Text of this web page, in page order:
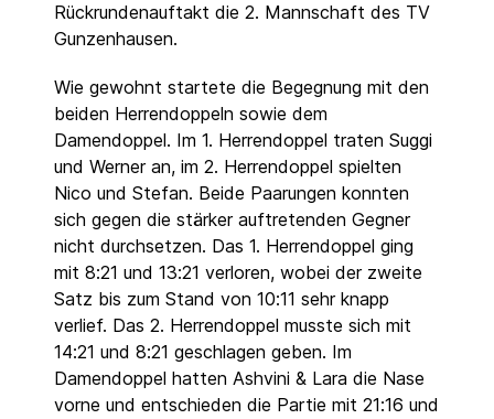
Rückrundenauftakt die 2. Mannschaft des TV
Gunzenhausen.
Wie gewohnt startete die Begegnung mit den
beiden Herrendoppeln sowie dem
Damendoppel. Im 1. Herrendoppel traten Suggi
und Werner an, im 2. Herrendoppel spielten
Nico und Stefan. Beide Paarungen konnten
sich gegen die stärker auftretenden Gegner
nicht durchsetzen. Das 1. Herrendoppel ging
mit 8:21 und 13:21 verloren, wobei der zweite
Satz bis zum Stand von 10:11 sehr knapp
verlief. Das 2. Herrendoppel musste sich mit
14:21 und 8:21 geschlagen geben. Im
Damendoppel hatten Ashvini & Lara die Nase
vorne und entschieden die Partie mit 21:16 und